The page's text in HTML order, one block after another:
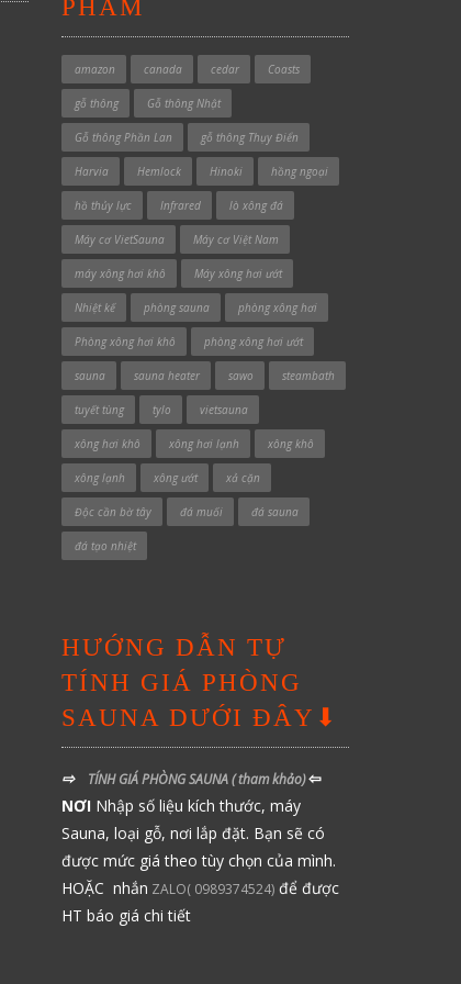
PHẨM
amazon canada cedar Coasts
gỗ thông Gỗ thông Nhật
Gỗ thông Phần Lan gỗ thông Thụy Điển
Harvia Hemlock Hinoki hồng ngoại
hồ thủy lực Infrared lò xông đá
Máy cơ VietSauna Máy cơ Việt Nam
máy xông hơi khô Máy xông hơi ướt
Nhiệt kế phòng sauna phòng xông hơi
Phòng xông hơi khô phòng xông hơi ướt
sauna sauna heater sawo steambath
tuyết tùng tylo vietsauna
xông hơi khô xông hơi lạnh xông khô
xông lạnh xông ướt xả cặn
Độc cần bờ tây đá muối đá sauna
đá tạo nhiệt
HƯỚNG DẪN TỰ
TÍNH GIÁ PHÒNG
SAUNA DƯỚI ĐÂY⬇
⇨ TÍNH GIÁ PHÒNG SAUNA( tham khảo)⇦
NƠI Nhập số liệu kích thước, máy
Sauna, loại gỗ, nơi lắp đặt. Bạn sẽ có
được mức giá theo tùy chọn của mình.
HOẶC nhắn ZALO( 0989374524)để được
HT báo giá chi tiết